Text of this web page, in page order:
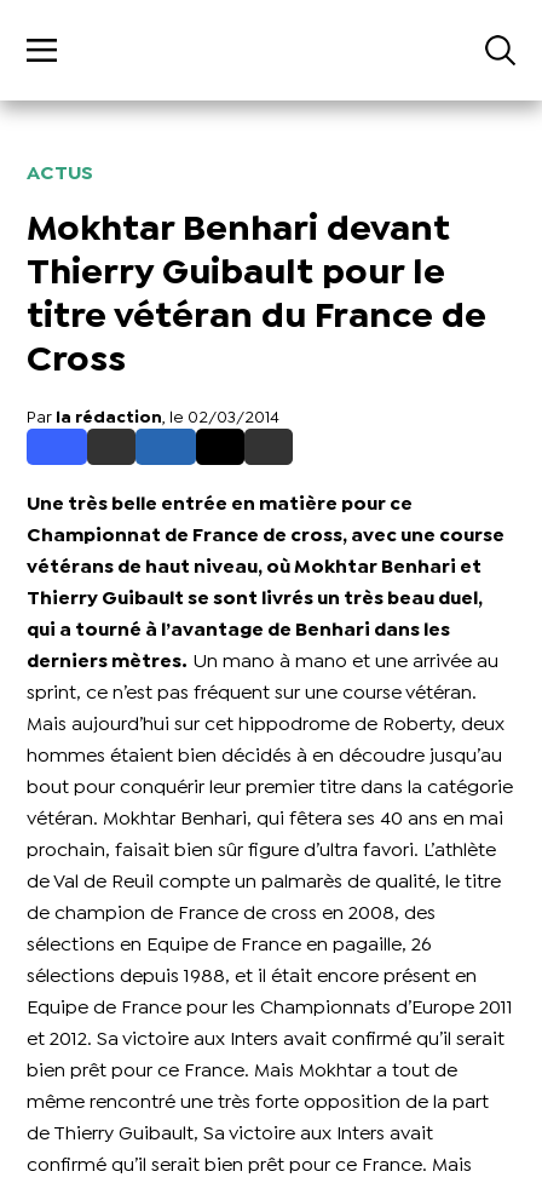
ACTUS
Mokhtar Benhari devant
Thierry Guibault pour le
titre vétéran du France de
Cross
Par la rédaction , le 02/03/2014
Une très belle entrée en matière pour ce
Championnat de France de cross, avec une course
vétérans de haut niveau, où Mokhtar Benhari et
Thierry Guibault se sont livrés un très beau duel,
qui a tourné à l’avantage de Benhari dans les
derniers mètres. Un mano à mano et une arrivée au
sprint, ce n’est pas fréquent sur une course vétéran.
Mais aujourd’hui sur cet hippodrome de Roberty, deux
hommes étaient bien décidés à en découdre jusqu’au
bout pour conquérir leur premier titre dans la catégorie
vétéran. Mokhtar Benhari, qui fêtera ses 40 ans en mai
prochain, faisait bien sûr figure d’ultra favori. L’athlète
de Val de Reuil compte un palmarès de qualité, le titre
de champion de France de cross en 2008, des
sélections en Equipe de France en pagaille, 26
sélections depuis 1988, et il était encore présent en
Equipe de France pour les Championnats d’Europe 2011
et 2012. Sa victoire aux Inters avait confirmé qu’il serait
bien prêt pour ce France. Mais Mokhtar a tout de
même rencontré une très forte opposition de la part
de Thierry Guibault, Sa victoire aux Inters avait
confirmé qu’il serait bien prêt pour ce France. Mais